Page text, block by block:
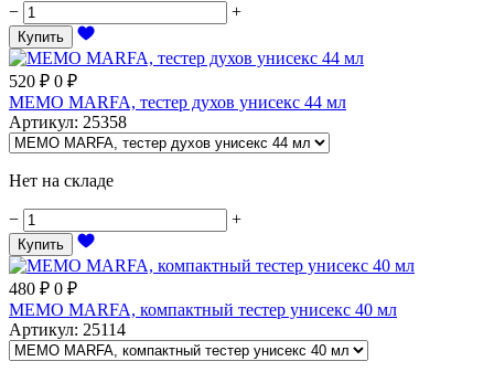
− +
Купить
520 ₽ 0 ₽
MEMO MARFA, тестер духов унисекс 44 мл
Артикул: 25358
Нет на складе
− +
Купить
480 ₽ 0 ₽
MEMO MARFA, компактный тестер унисекс 40 мл
Артикул: 25114